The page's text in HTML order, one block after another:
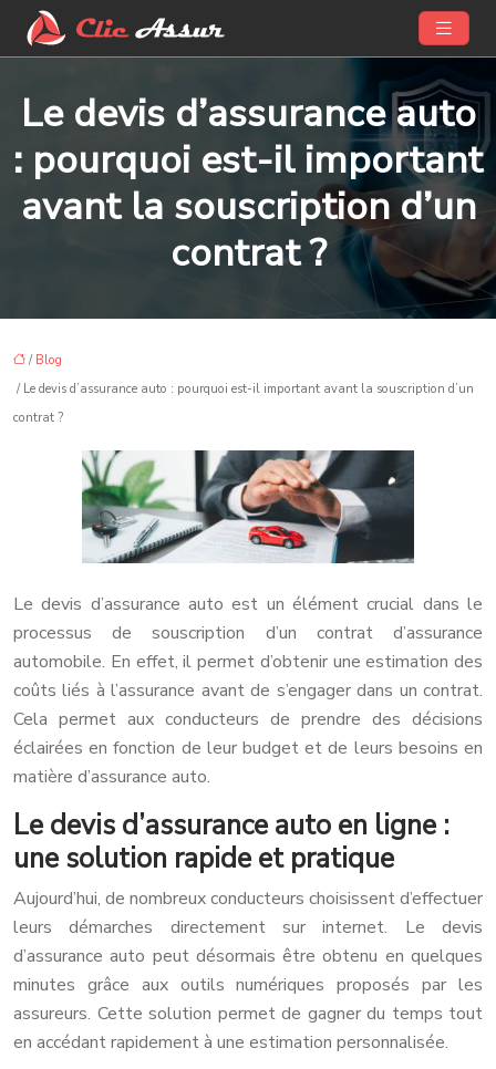
Le devis d’assurance auto
: pourquoi est-il important
avant la souscription d’un
contrat ?
/ Blog
/ Le devis d’assurance auto : pourquoi est-il important avant la souscription d’un
contrat ?
Le devis d’assurance auto est un élément crucial dans le
processus de souscription d’un contrat d’assurance
automobile. En effet, il permet d’obtenir une estimation des
coûts liés à l’assurance avant de s’engager dans un contrat.
Cela permet aux conducteurs de prendre des décisions
éclairées en fonction de leur budget et de leurs besoins en
matière d’assurance auto.
Le devis d’assurance auto en ligne :
une solution rapide et pratique
Aujourd’hui, de nombreux conducteurs choisissent d’effectuer
leurs démarches directement sur internet. Le devis
d’assurance auto peut désormais être obtenu en quelques
minutes grâce aux outils numériques proposés par les
assureurs. Cette solution permet de gagner du temps tout
en accédant rapidement à une estimation personnalisée.